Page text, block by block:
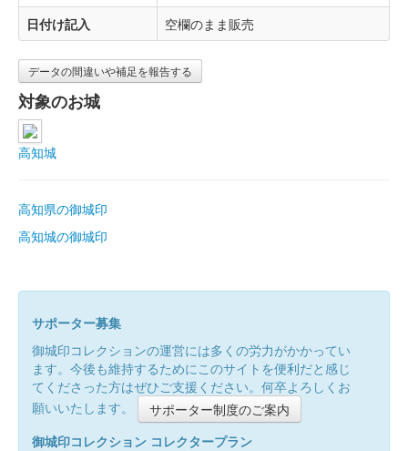
日付け記入
空欄のまま販売
データの間違いや補足を報告する
対象のお城
高知城
高知県の御城印
高知城の御城印
サポーター募集
御城印コレクションの運営には多くの労力がかかってい
ます。今後も維持するためにこのサイトを便利だと感じ
てくださった方はぜひご支援ください。何卒よろしくお
願いいたします。
サポーター制度のご案内
御城印コレクション コレクタープラン